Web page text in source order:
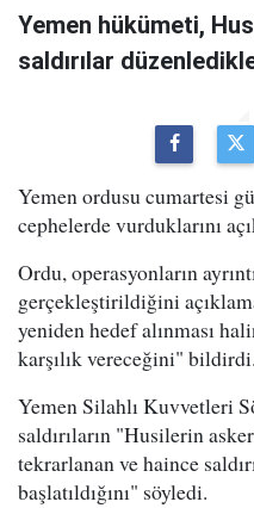
Yemen hükümeti,
saldırılar
Yemen ordusu cumartesi
cephelerde vurduklarını
Ordu, operasyonların
gerçekleştirildiğini
yeniden hedef alınması
karşılık vereceğini" bildirdi.
Yemen Silahlı Kuvvetleri
saldırıların "Husilerin
tekrarlanan ve haince
başlatıldığını" söyledi.